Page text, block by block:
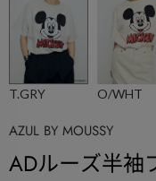
T.GRY O/WHT
AZUL BY MOUSSY
ADルーズ半袖